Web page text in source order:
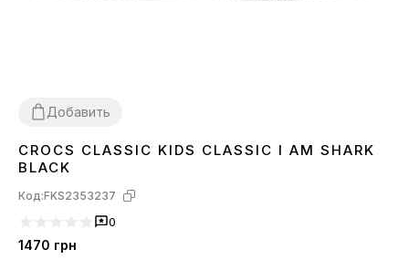
Добавить
242526 27282930 31323334 35
CROCS CLASSIC KIDS CLASSIC I AM SHARK
BLACK
Код:FKS2353237
0
1470 грн